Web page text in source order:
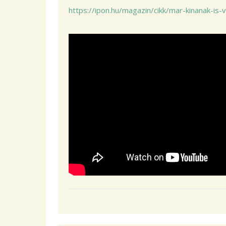
https://ipon.hu/magazin/cikk/mar-kinanak-is-